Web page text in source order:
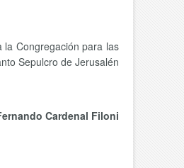
Congregación para las
Sepulcro de Jerusalén
Cardenal Filoni